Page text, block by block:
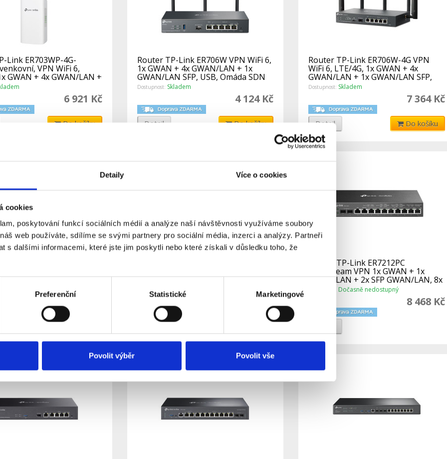
Detaily Více o cookies
cookies
poskytování funkcí sociálních médií a analýze naší návštěvnosti využíváme soubory
web používáte, sdílíme se svými partnery pro sociální média, inzerci a analýzy. Partneři
s dalšími informacemi, které jste jim poskytli nebo které získali v důsledku toho, že
Preferenční Statistické Marketingové
Povolit výběr Povolit vše
Link ER703WP-4G-
VPN WiFi 6,
GWAN + 4x GWAN/LAN +
LAN
6 921 Kč
Do košíku
Router TP-Link ER706W VPN WiFi 6,
1x GWAN + 4x GWAN/LAN + 1x
GWAN/LAN SFP, USB, Omáda SDN
Dostupnost: Skladem
4 124 Kč
Detail Do košíku
Router TP-Link ER706W-4G VPN
WiFi 6, LTE/4G, 1x GWAN + 4x
GWAN/LAN + 1x GWAN/LAN SFP,
USB, Omáda SD
Dostupnost: Skladem
7 364 Kč
Detail Do košíku
Link ER706WP-4G VPN
+ 1x GWAN/LAN SFP,
8 654 Kč
GWAN/LAN, 1x USB, Omáda SDN
Dostupnost: Skladem
3 867 Kč
Router TP-Link ER7212PC
SafeStream VPN 1x GWAN + 1x
GWAN/LAN + 2x SFP GWAN/LAN, 8x
GLAN s PoE, Omáda
Dočasně nedostupný
8 468 Kč